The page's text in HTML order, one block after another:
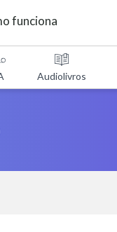
funciona
Audiolivros